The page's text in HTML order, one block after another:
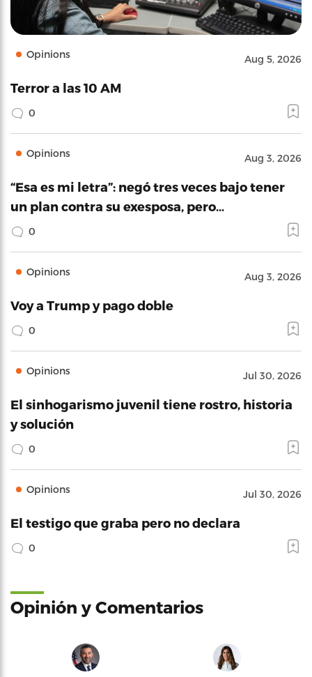
Opinions Aug 5, 2026
Terror a las 10 AM
0
Opinions Aug 3, 2026
“Esa es mi letra”: negó tres veces bajo tener
un plan contra su exesposa, pero…
0
Opinions Aug 3, 2026
Voy a Trump y pago doble
0
Opinions Jul 30, 2026
El sinhogarismo juvenil tiene rostro, historia
y solución
0
Opinions Jul 30, 2026
El testigo que graba pero no declara
0
Opinión y Comentarios